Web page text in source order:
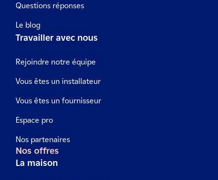
Questions réponses
Le blog
Travailler avec nous
Rejoindre notre équipe
Vous êtes un installateur
Vous êtes un fournisseur
Espace pro
Nos partenaires
Nos offres
La maison